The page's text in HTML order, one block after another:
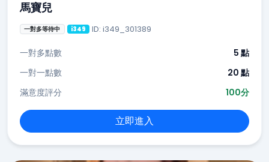
馬寶兒
一對多等待中 i349 ID: i349_301389
一對多點數
5 點
一對一點數
20 點
滿意度評分
100分
立即進入